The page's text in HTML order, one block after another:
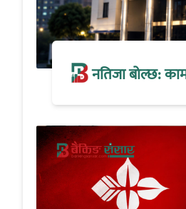
नतिजा बोल्छ: